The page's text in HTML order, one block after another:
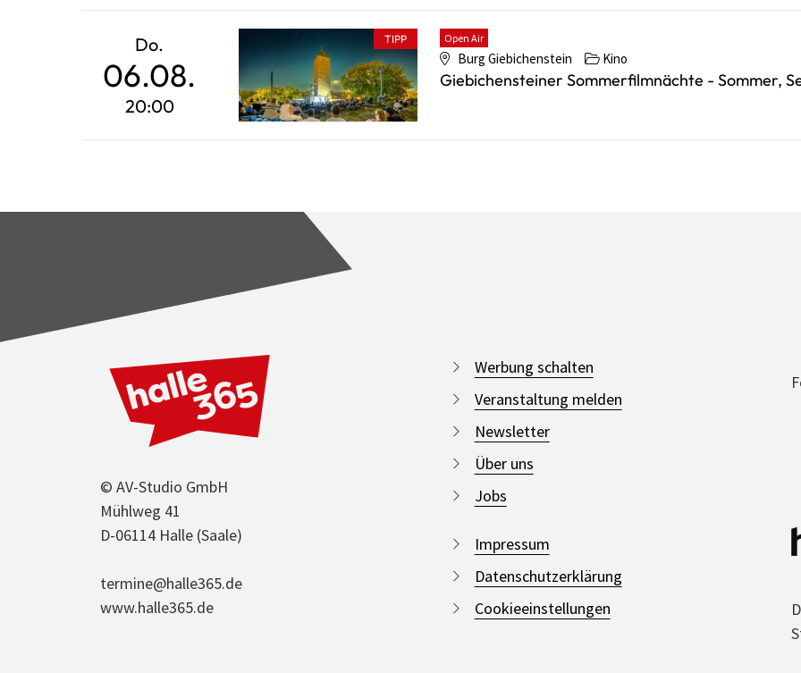
Burg Giebichenstein Kino
TIPP
Do.
06.08.
20:00
Open Air
Giebichensteiner Sommerfilmnächte - Sommer,
© AV-Studio GmbH
Mühlweg 41
D-06114 Halle (Saale)
termine@halle365.de
www.halle365.de
Werbung schalten
Veranstaltung melden
Newsletter
Über uns
Jobs
Impressum
Datenschutzerklärung
Cookieeinstellungen